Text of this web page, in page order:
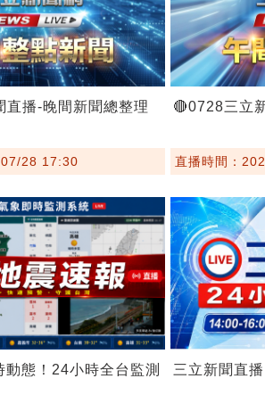
直播-晚間新聞總整理
28 17:30
🔴0728三立
直播時間：
動態！24小時全台監測 三立新聞直播